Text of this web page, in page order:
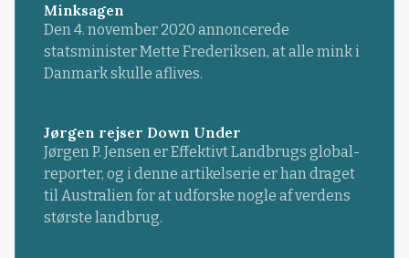
Minksagen
Den 4. november 2020 annoncerede
statsminister Mette Frederiksen, at alle mink i
Danmark skulle aflives.
Jørgen rejser Down Under
Jørgen P. Jensen er Effektivt Landbrugs global-
reporter, og i denne artikelserie er han draget
til Australien for at udforske nogle af verdens
største landbrug.